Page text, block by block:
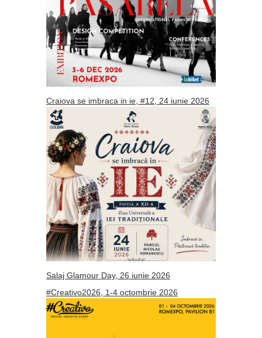
Craiova se imbraca in ie, #12, 24 iunie 2026
Salaj Glamour Day, 26 iunie 2026
#Creativo2026, 1-4 octombrie 2026